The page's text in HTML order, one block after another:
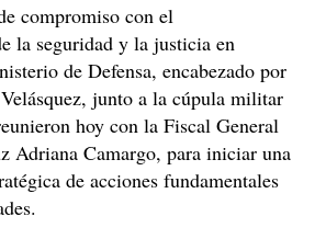
compromiso con el
la seguridad y la justicia en
de Defensa, encabezado por
junto a la cúpula militar
hoy con la Fiscal General
Adriana Camargo, para iniciar una
de acciones fundamentales